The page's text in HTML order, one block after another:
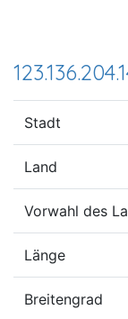
Stadt
Land
Vorwahl des
Länge
Breitengrad